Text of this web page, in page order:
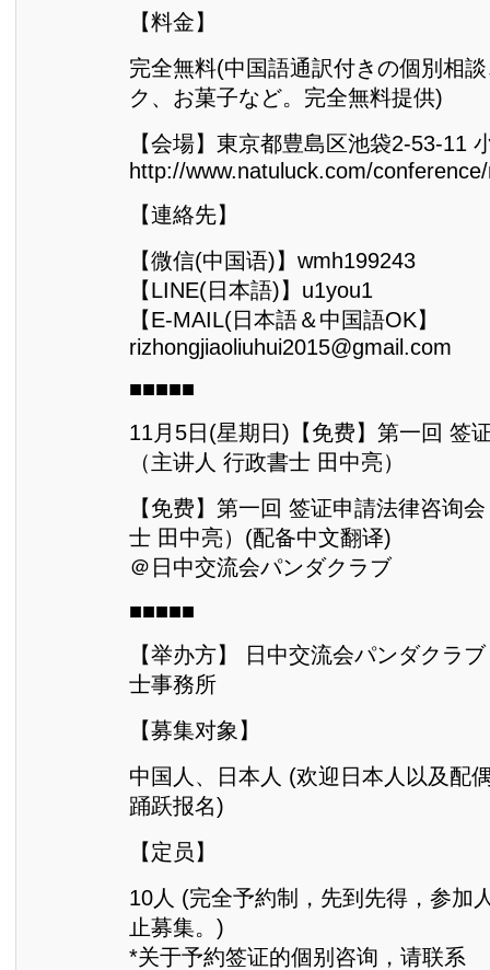
【料金】
完全無料(中国語通訳付きの個別相
ク、お菓子など。完全無料提供)
【会場】東京都豊島区池袋2-53-11
http://www.natuluck.com/
【連絡先】
【微信(中国语)】wmh199243
【LINE(日本語)】u1you1
【E-MAIL(日本語＆中国語OK】
rizhongjiaoliuhui2015@gmail.com
■■■■■
11月5日(星期日)【免费】第一回 签
（主讲人 行政書士 田中亮）
【免费】第一回 签证申請法律咨询
士 田中亮）(配备中文翻译)
＠日中交流会パンダクラブ
■■■■■
【举办方】 日中交流会パンダクラ
士事務所
【募集对象】
中国人、日本人 (欢迎日本人以及配
踊跃报名)
【定员】
10人 (完全予約制，先到先得，参加
止募集。)
*关于予約签证的個别咨询，请联系